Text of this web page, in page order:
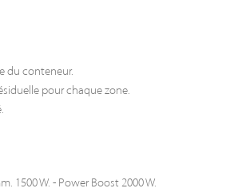
du conteneur.
pour chaque zone.
1500 W. - Power Boost 2000 W.